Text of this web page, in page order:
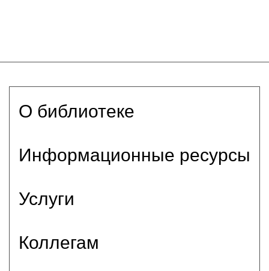
О библиотеке
Информационные ресурсы
Услуги
Коллегам